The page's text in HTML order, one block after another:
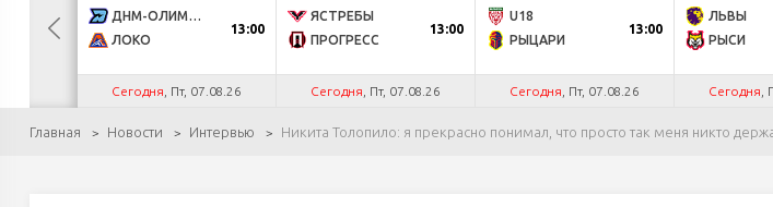
ДНМ-ОЛИМПИК
ЛОКО
13:00
Сегодня , Пт, 07.08.26
ЯСТРЕБЫ
ПРОГРЕСС
13:00
Сегодня , Пт, 07.08.26
U18
РЫЦАРИ
13:00
Сегодня , Пт, 07.08.26
ЛЬВЫ
РЫСИ
Сегодня
Главная Новости Интервью Никита Толопило: я прекрасно понимал, что просто так меня никто